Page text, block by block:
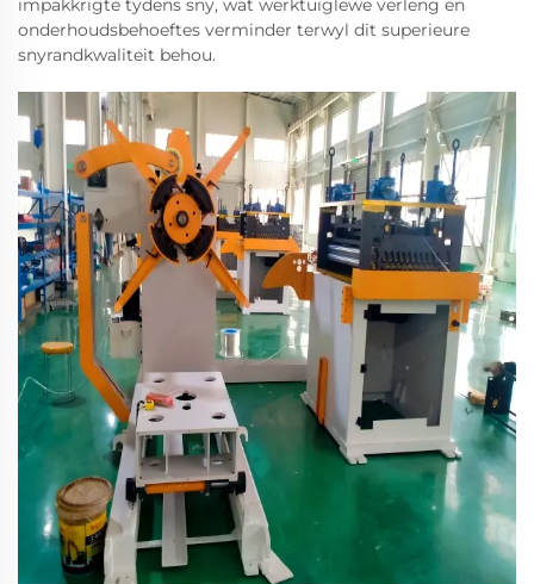
impakkrigte tydens sny, wat werktuiglewe verleng en
onderhoudsbehoeftes verminder terwyl dit superieure
snyrandkwaliteit behou.